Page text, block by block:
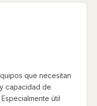
que necesitan
capacidad de
útil